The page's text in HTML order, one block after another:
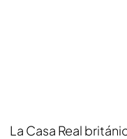
La Casa Real